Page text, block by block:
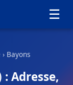
☰
› Bayons
Adresse,